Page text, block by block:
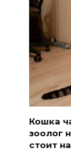
Кошка
зоолог
стоит